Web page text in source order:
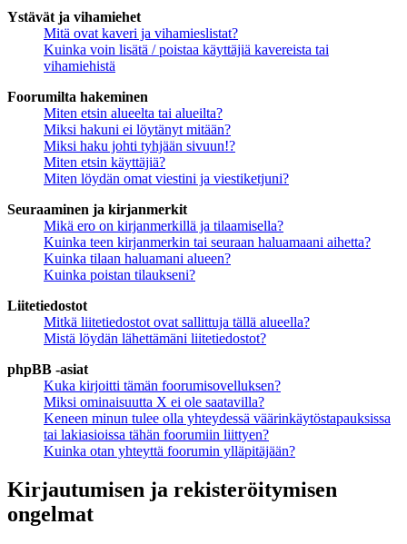
Ystävät ja vihamiehet
Mitä ovat kaveri ja vihamieslistat?
Kuinka voin lisätä / poistaa käyttäjiä kavereista tai
vihamiehistä
Foorumilta hakeminen
Miten etsin alueelta tai alueilta?
Miksi hakuni ei löytänyt mitään?
Miksi haku johti tyhjään sivuun!?
Miten etsin käyttäjiä?
Miten löydän omat viestini ja viestiketjuni?
Seuraaminen ja kirjanmerkit
Mikä ero on kirjanmerkillä ja tilaamisella?
Kuinka teen kirjanmerkin tai seuraan haluamaani aihetta?
Kuinka tilaan haluamani alueen?
Kuinka poistan tilaukseni?
Liitetiedostot
Mitkä liitetiedostot ovat sallittuja tällä alueella?
Mistä löydän lähettämäni liitetiedostot?
phpBB -asiat
Kuka kirjoitti tämän foorumisovelluksen?
Miksi ominaisuutta X ei ole saatavilla?
Keneen minun tulee olla yhteydessä väärinkäytöstapauksissa
tai lakiasioissa tähän foorumiin liittyen?
Kuinka otan yhteyttä foorumin ylläpitäjään?
Kirjautumisen ja rekisteröitymisen
ongelmat